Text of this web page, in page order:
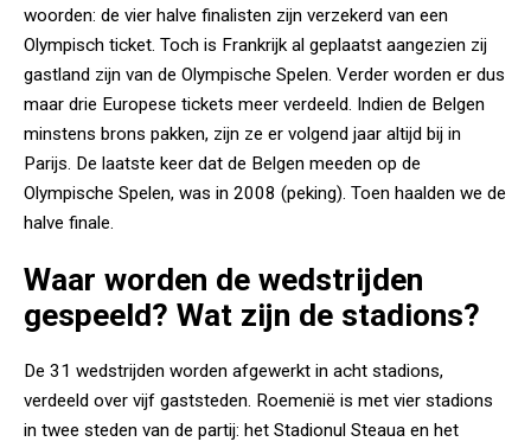
woorden: de vier halve finalisten zijn verzekerd van een
Olympisch ticket. Toch is Frankrijk al geplaatst aangezien zij
gastland zijn van de Olympische Spelen. Verder worden er dus
maar drie Europese tickets meer verdeeld. Indien de Belgen
minstens brons pakken, zijn ze er volgend jaar altijd bij in
Parijs. De laatste keer dat de Belgen meeden op de
Olympische Spelen, was in 2008 (peking). Toen haalden we de
halve finale.
Waar worden de wedstrijden
gespeeld? Wat zijn de stadions?
De 31 wedstrijden worden afgewerkt in acht stadions,
verdeeld over vijf gaststeden. Roemenië is met vier stadions
in twee steden van de partij: het Stadionul Steaua en het